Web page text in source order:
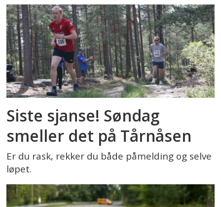
Siste sjanse! Søndag
smeller det på Tårnåsen
Er du rask, rekker du både påmelding og selve
løpet.